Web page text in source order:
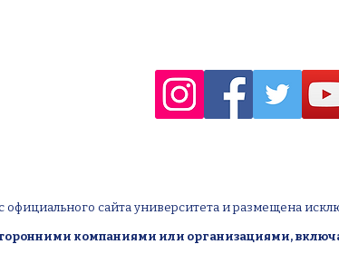
сайта университета и размещена
компаниями или организациями,